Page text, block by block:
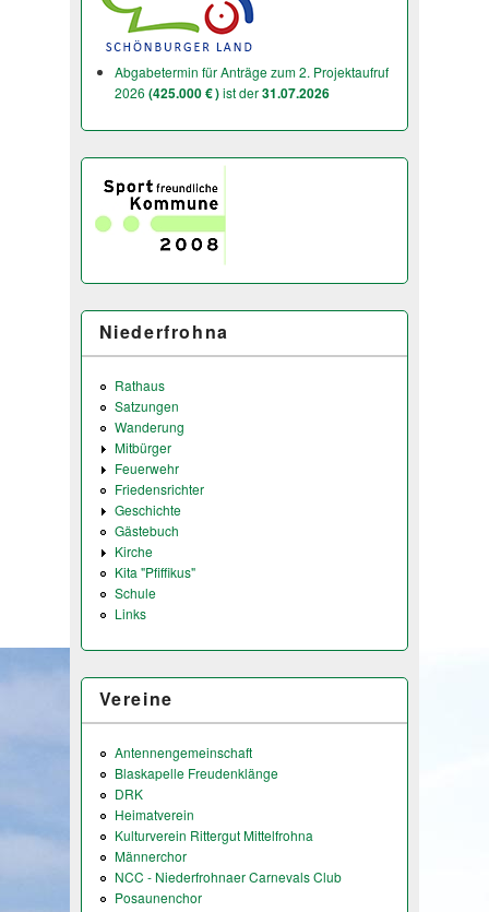
Abgabetermin für Anträge zum 2. Projektaufruf
2026 (425.000 € )ist der31.07.2026
Niederfrohna
Rathaus
Satzungen
Wanderung
Mitbürger
Feuerwehr
Friedensrichter
Geschichte
Gästebuch
Kirche
Kita "Pfiffikus"
Schule
Links
Vereine
Antennengemeinschaft
Blaskapelle Freudenklänge
DRK
Heimatverein
Kulturverein Rittergut Mittelfrohna
Männerchor
NCC - Niederfrohnaer Carnevals Club
Posaunenchor